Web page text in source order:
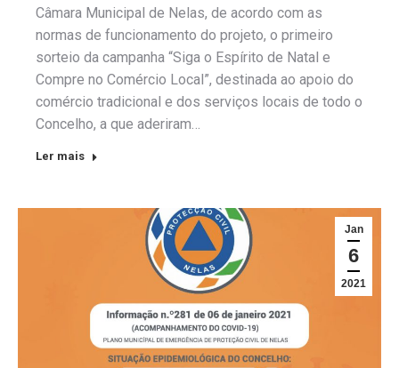
Câmara Municipal de Nelas, de acordo com as
normas de funcionamento do projeto, o primeiro
sorteio da campanha “Siga o Espírito de Natal e
Compre no Comércio Local”, destinada ao apoio do
comércio tradicional e dos serviços locais de todo o
Concelho, a que aderiram…
Ler mais
Jan
6
2021